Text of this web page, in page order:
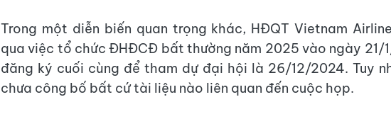
Trong một diễn biến quan trọng khác, HĐQT Vietnam
qua việc tổ chức ĐHĐCĐ bất thường năm 2025 vào ngày 21/
đăng ký cuối cùng để tham dự đại hội là 26/12/2024. Tuy
chưa công bố bất cứ tài liệu nào liên quan đến cuộc họp.